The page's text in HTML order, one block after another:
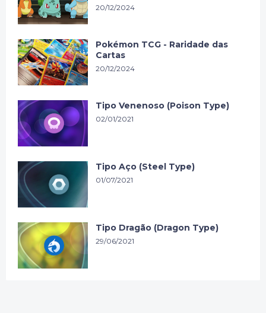
20/12/2024
Pokémon TCG - Raridade das
Cartas
20/12/2024
Tipo Venenoso (Poison Type)
02/01/2021
Tipo Aço (Steel Type)
01/07/2021
Tipo Dragão (Dragon Type)
29/06/2021